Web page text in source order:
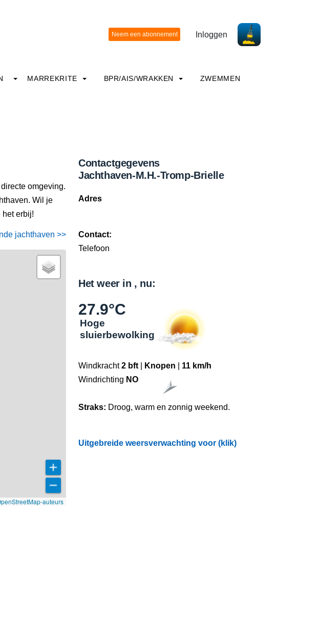
Inloggen
MARREKRITE BPR/AIS/WRAKKEN ZWEMMEN
omgeving.
Wil je
het erbij!
jachthaven >>
auteurs
Contactgegevens
Jachthaven-M.H.-Tromp-Brielle
Adres
Contact:
Telefoon
Het weer in , nu:
27.9°C
Hoge
sluierbewolking
Windkracht2 bft Knopen
11 km/h
Windrichting NO
Straks: Droog, warm en zonnig weekend.
Uitgebreide weersverwachting voor (klik)